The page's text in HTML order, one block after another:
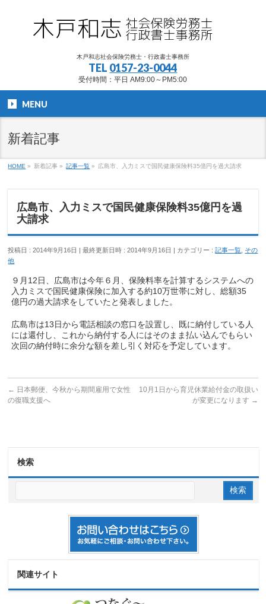
木戸和志社会保険労務士・行政書士事務所
TEL 0157-23-0044
受付時間：平日 AM9:00～PM5:00
MENU
新着記事
HOME » 新着記事 » 記事一覧 » 広島市、入力ミスで国民健康保険料35億円を過大請求
広島市、入力ミスで国民健康保険料35億円を過
大請求
投稿日 : 2014年9月16日 最終更新日時 : 2014年9月16日 カテゴリー :記事一覧 その
他
９月12日、広島市は今年６月、保険料率を計算するシステムへの
入力ミスで国民健康保険に加入する約10万世帯に対し、総額35
億円の過大請求をしていたと発表しました。
広島市は13日から電話相談の窓口を設置し、既に納付している人
には還付し、これから納付する人にはそのまま払い込んでもらい
次回の納付時に余分な額を差し引く対応を予定しています。
← 日本郵便、今秋から期間雇用で女性
の復職支援へ
10月1日から育児休業給付金の取扱い
が変更になります →
検索
関連サイト